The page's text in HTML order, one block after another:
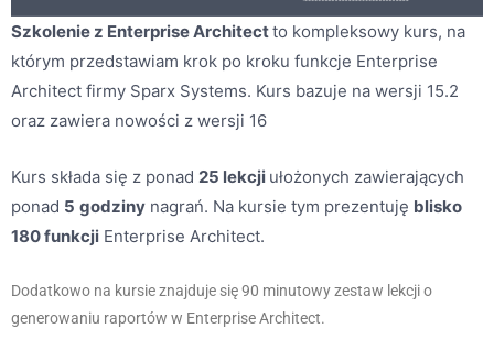
Szkolenie z Enterprise Architectto kompleksowy kurs, na
którym przedstawiam krok po kroku funkcje Enterprise
Architect firmy Sparx Systems. Kurs bazuje na wersji 15.2
oraz zawiera nowości z wersji 16
Kurs składa się z ponad 25 lekcji ułożonych zawierających
ponad 5 godziny nagrań. Na kursie tym prezentuję blisko
180 funkcji Enterprise Architect.
Dodatkowo na kursie znajduje się 90 minutowy zestaw lekcji o
generowaniu raportów w Enterprise Architect.